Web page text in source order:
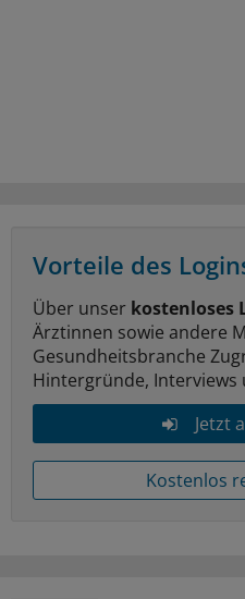
Vorteile des
Über unser kostenloses
Ärztinnen sowie andere
Gesundheitsbranche
Hintergründe, Interviews
Jetzt
Kostenlos